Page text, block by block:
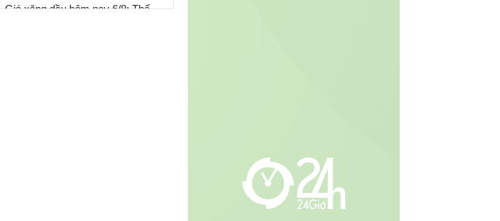
Giá xăng dầu hôm nay 6/8: Thế